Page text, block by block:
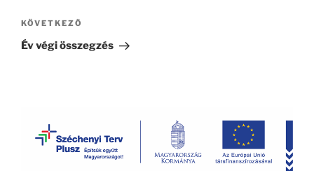
Következő
bejegyzés
KÖVETKEZŐ
Év végi összegzés